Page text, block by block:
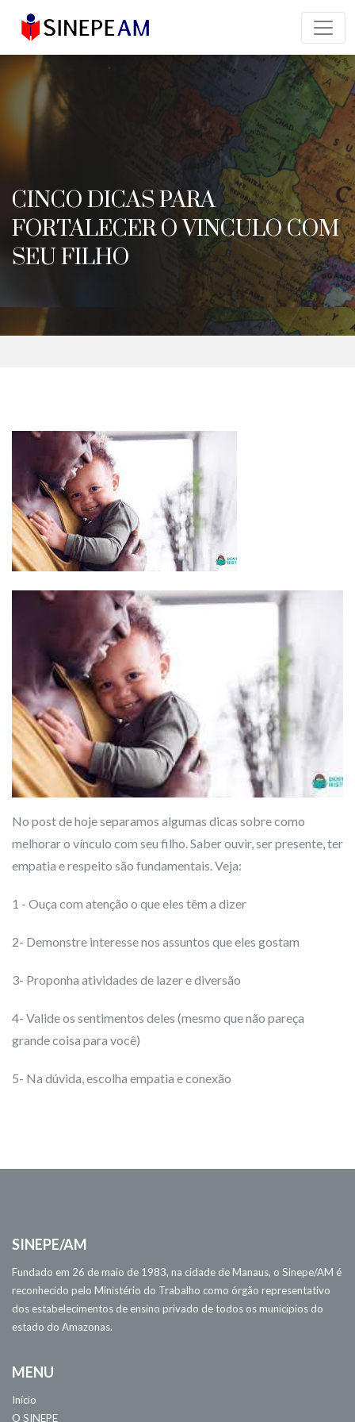
CINCO DICAS PARA
FORTALECER O VINCULO COM
SEU FILHO
No post de hoje separamos algumas dicas sobre como
melhorar o vínculo com seu filho. Saber ouvir, ser presente, ter
empatia e respeito são fundamentais. Veja:
1 - Ouça com atenção o que eles têm a dizer
2- Demonstre interesse nos assuntos que eles gostam
3- Proponha atividades de lazer e diversão
4- Valide os sentimentos deles (mesmo que não pareça
grande coisa para você)
5- Na dúvida, escolha empatia e conexão
SINEPE/AM
Fundado em 26 de maio de 1983, na cidade de Manaus, o Sinepe/AM é
reconhecido pelo Ministério do Trabalho como órgão representativo
dos estabelecimentos de ensino privado de todos os municípios do
estado do Amazonas.
MENU
Início
O SINEPE